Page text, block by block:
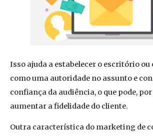
Isso ajuda a estabelecer o escritório ou
como uma autoridade no assunto e
confiança da audiência, o que pode, por
aumentar a fidelidade do cliente.
Outra característica do marketing de